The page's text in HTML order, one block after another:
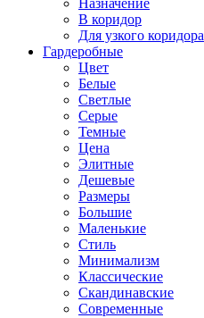
Назначение
В коридор
Для узкого коридора
Гардеробные
Цвет
Белые
Светлые
Серые
Темные
Цена
Элитные
Дешевые
Размеры
Большие
Маленькие
Стиль
Минимализм
Классические
Скандинавские
Современные